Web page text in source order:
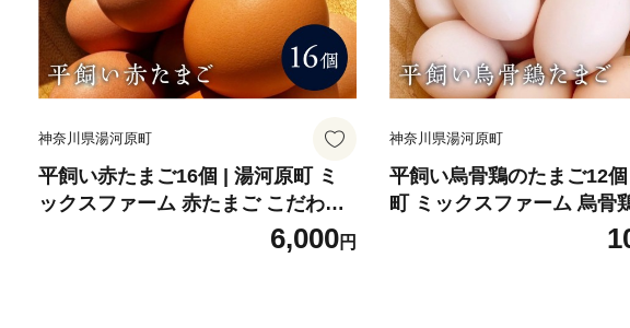
神奈川県湯河原町
平飼い赤たまご16個 | 湯河原町 ミ
ックスファーム 赤たまご こだわり
6,000円
神奈川県湯河原町
平飼い烏骨鶏のたまご12
町 ミックスファーム 烏骨